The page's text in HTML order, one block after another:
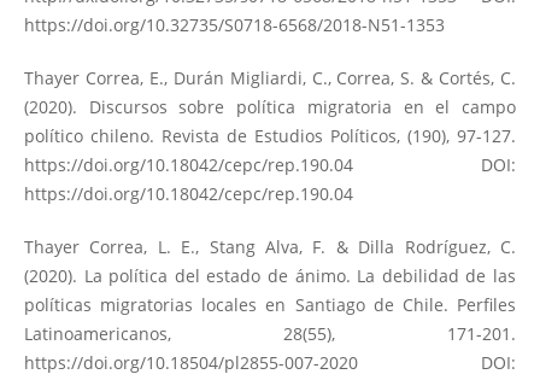
https://doi.org/10.32735/S0718-6568/2018-N51-1353
Thayer Correa, E., Durán Migliardi, C., Correa, S. & Cortés, C.
(2020). Discursos sobre política migratoria en el campo
político chileno. Revista de Estudios Políticos, (190), 97-127.
https://doi.org/10.18042/cepc/rep.190.04DOI:
https://doi.org/10.18042/cepc/rep.190.04
Thayer Correa, L. E., Stang Alva, F. & Dilla Rodríguez, C.
(2020). La política del estado de ánimo. La debilidad de las
políticas migratorias locales en Santiago de Chile. Perfiles
Latinoamericanos, 28(55), 171-201.
https://doi.org/10.18504/pl2855-007-2020DOI: